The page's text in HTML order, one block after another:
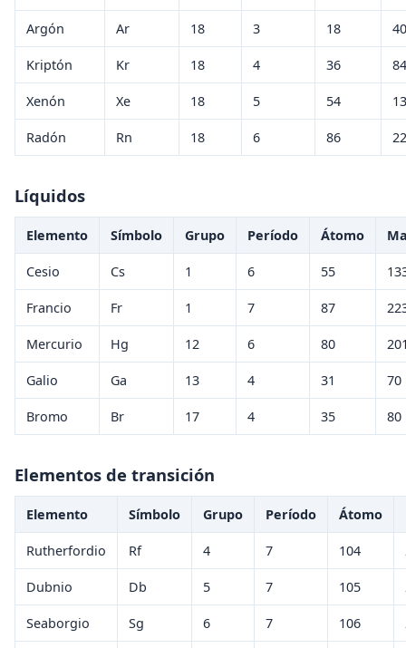
Argón Ar 18 3 18 40
Kriptón Kr 18 4 36 84
Xenón Xe 18 5 54
Radón Rn 18 6 86
Líquidos
Elemento Símbolo Grupo Período Átomo
Cesio Cs 1 6 55
Francio Fr 1 7 87
Mercurio Hg 12 6 80
Galio Ga 13 4 31 70
Bromo Br 17 4 35 80
Elementos de transición
Elemento Símbolo Grupo Período Átomo
Rutherfordio Rf 4 7 104
Dubnio Db 5 7 105
Seaborgio Sg 6 7 106